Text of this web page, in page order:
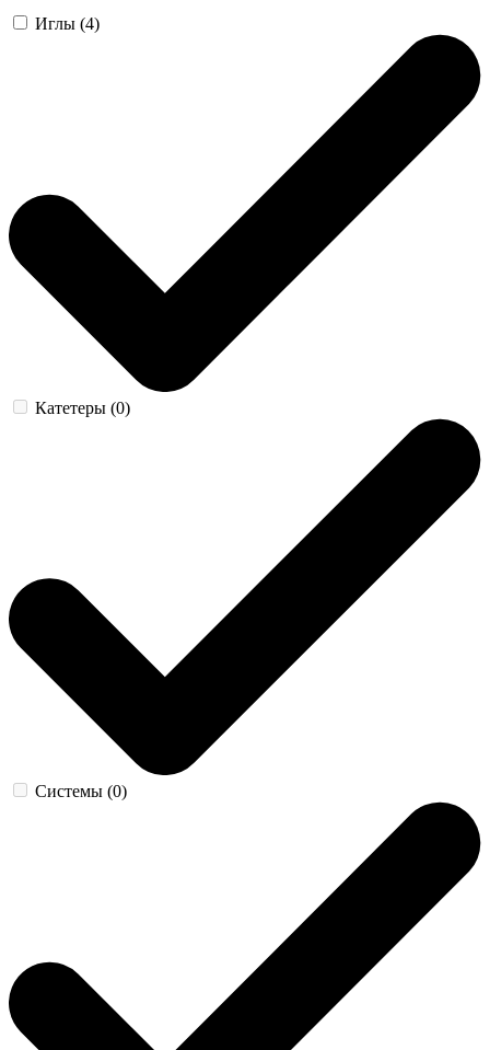
Иглы (4)
Катетеры (0)
Системы (0)